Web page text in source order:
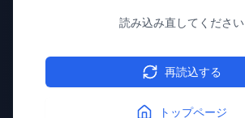
読み込み直してください
再読込する
トップページ